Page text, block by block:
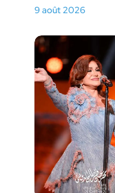
9 août 2026